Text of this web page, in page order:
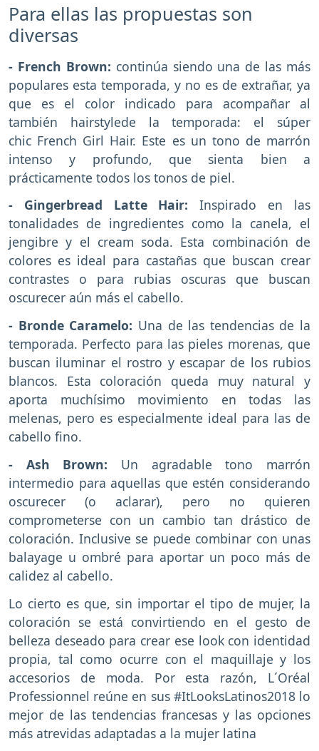
Para ellas las propuestas son
diversas
- French Brown: continúa siendo una de las más
populares esta temporada, y no es de extrañar, ya
que es el color indicado para acompañar al
también hairstylede la temporada: el súper
chic French Girl Hair. Este es un tono de marrón
intenso y profundo, que sienta bien a
prácticamente todos los tonos de piel.
- Gingerbread Latte Hair:Inspirado en las
tonalidades de ingredientes como la canela, el
jengibre y el cream soda. Esta combinación de
colores es ideal para castañas que buscan crear
contrastes o para rubias oscuras que buscan
oscurecer aún más el cabello.
- Bronde Caramelo: Una de las tendencias de la
temporada. Perfecto para las pieles morenas, que
buscan iluminar el rostro y escapar de los rubios
blancos. Esta coloración queda muy natural y
aporta muchísimo movimiento en todas las
melenas, pero es especialmente ideal para las de
cabello fino.
- Ash Brown: Un agradable tono marrón
intermedio para aquellas que estén considerando
oscurecer (o aclarar), pero no quieren
comprometerse con un cambio tan drástico de
coloración. Inclusive se puede combinar con unas
balayage u ombré para aportar un poco más de
calidez al cabello.
Lo cierto es que, sin importar el tipo de mujer, la
coloración se está convirtiendo en el gesto de
belleza deseado para crear ese look con identidad
propia, tal como ocurre con el maquillaje y los
accesorios de moda. Por esta razón, L´Oréal
Professionnel reúne en sus #ItLooksLatinos2018 lo
mejor de las tendencias francesas y las opciones
más atrevidas adaptadas a la mujer latina